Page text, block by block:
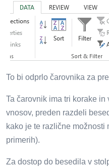
To bi odprlo čarovnika za
Ta čarovnik ima tri korake
vnosov, preden razdeli
kako je te različne
primerih).
Za dostop do besedila v